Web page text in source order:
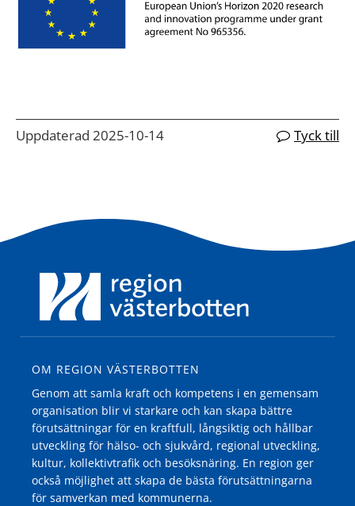
Uppdaterad 2025-10-14 Tyck till
OM REGION VÄSTERBOTTEN
Genom att samla kraft och kompetens i en gemensam
organisation blir vi starkare och kan skapa bättre
förutsättningar för en kraftfull, långsiktig och hållbar
utveckling för hälso- och sjukvård, regional utveckling,
kultur, kollektivtrafik och besöksnäring. En region ger
också möjlighet att skapa de bästa förutsättningarna
för samverkan med kommunerna.